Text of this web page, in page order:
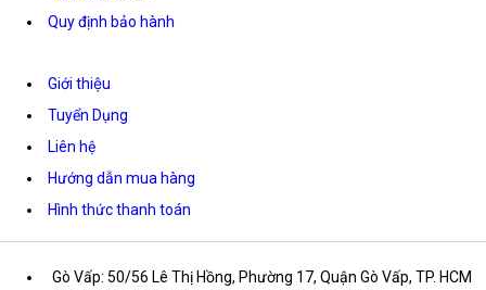
Quy định bảo hành
Giới thiệu
Tuyển Dụng
Liên hệ
Hướng dẫn mua hàng
Hình thức thanh toán
Gò Vấp: 50/56 Lê Thị Hồng, Phường 17, Quận Gò Vấp, TP. HCM